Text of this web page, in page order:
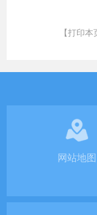
【打印本
网站地图